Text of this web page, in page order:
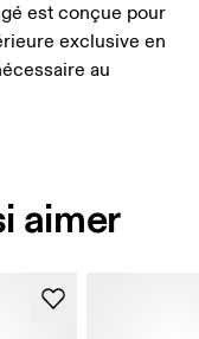
est conçue pour
exclusive en
au
aimer